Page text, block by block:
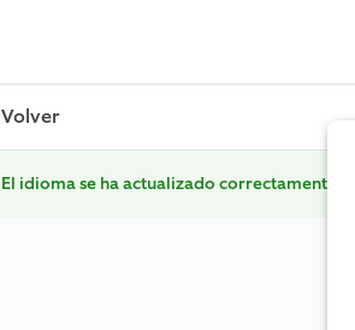
Volver
El idioma se ha actualizado correctamente.